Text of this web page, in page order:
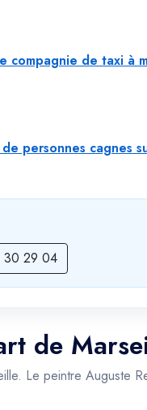
compagnie de taxi à
personnes cagnes
30 29 04
de
Le peintre Auguste